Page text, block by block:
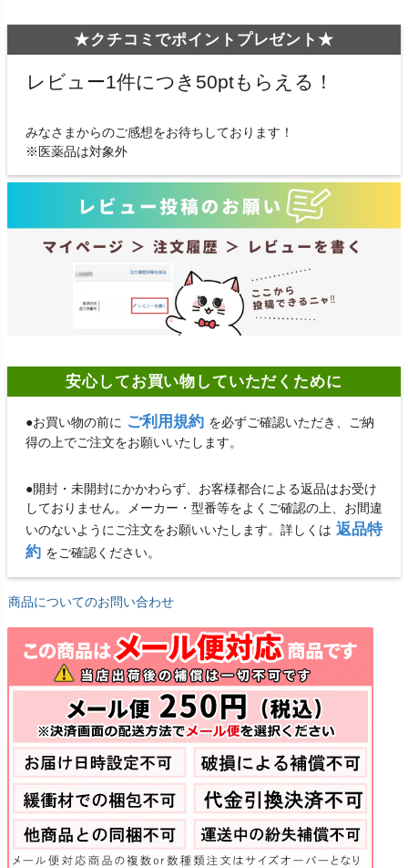
★クチコミでポイントプレゼント★
レビュー1件につき50ptもらえる！
みなさまからのご感想をお待ちしております！
※医薬品は対象外
安心してお買い物していただくために
●お買い物の前に ご利用規約 を必ずご確認いただき、ご納
得の上でご注文をお願いいたします。
●開封・未開封にかかわらず、お客様都合による返品はお受け
しておりません。メーカー・型番等をよくご確認の上、お間違
いのないようにご注文をお願いいたします。詳しくは 返品特
約 をご確認ください。
商品についてのお問い合わせ